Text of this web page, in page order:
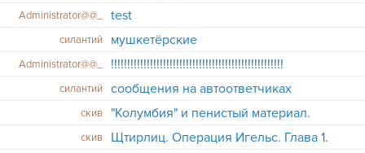
Administrator@@_ test
cилантий мушкетёрские
Administrator@@_ !!!!!!!!!!!!!!!!!!!!!!!!!!!!!!!!!!!!!!!!!!!!!!!!!!!!!
cилантий сообщения на автоответчиках
скив "Колумбия" и пенистый материал.
скив Щтирлиц. Операция Игельс. Глава 1.